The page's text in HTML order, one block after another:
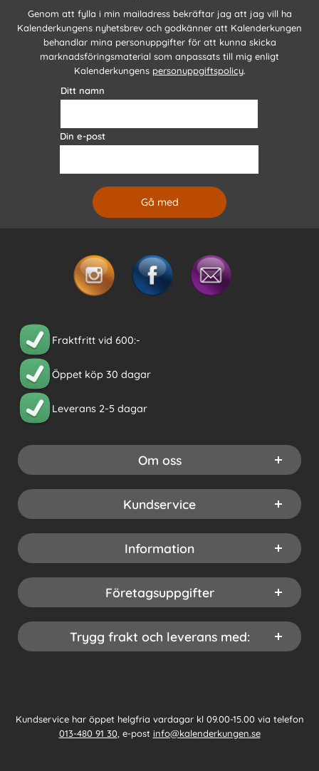
Genom att fylla i min mailadress bekräftar jag att jag vill ha
Kalenderkungens nyhetsbrev och godkänner att Kalenderkungen
behandlar mina personuppgifter för att kunna skicka
marknadsföringsmaterial som anpassats till mig enligt
Kalenderkungens personuppgiftspolicy.
Ditt namn
Din e-post
Fraktfritt vid 600:-
Öppet köp 30 dagar
Leverans 2-5 dagar
Om oss
Kundservice
Information
Företagsuppgifter
Trygg frakt och leverans med:
Kundservice har öppet helgfria vardagar kl 09.00-15.00 via telefon
013-480 91 30, e-post info@kalenderkungen.se